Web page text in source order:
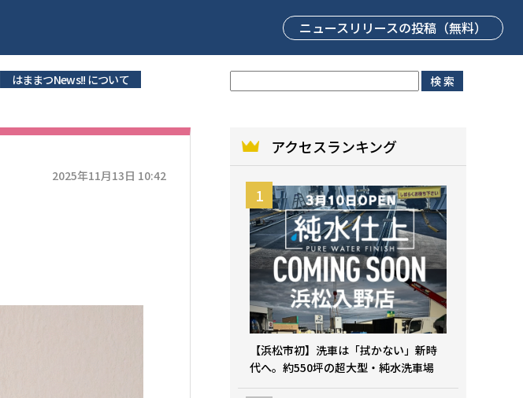
ニュースリリースの投稿（無料）
はままつNews!! について
2025年11月13日 10:42
アクセスランキング
【浜松市初】洗車は「拭かない」新時
代へ。約550坪の超大型・純水洗車場